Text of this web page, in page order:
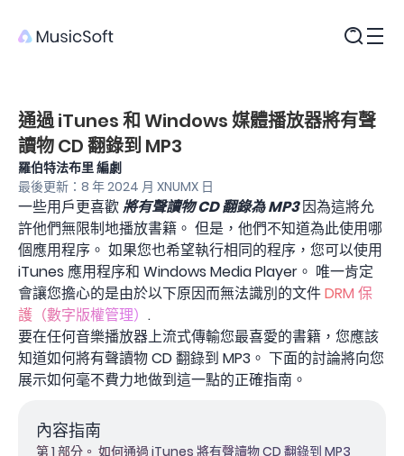
通過 iTunes 和 Windows 媒體播放器將有聲
讀物 CD 翻錄到 MP3
羅伯特法布里 編劇
最後更新：8 年 2024 月 XNUMX 日
一些用戶更喜歡將有聲讀物 CD 翻錄為 MP3因為這將允
許他們無限制地播放書籍。 但是，他們不知道為此使用哪
個應用程序。 如果您也希望執行相同的程序，您可以使用
iTunes 應用程序和 Windows Media Player。 唯一肯定
會讓您擔心的是由於以下原因而無法識別的文件DRM 保
護（數字版權管理） .
要在任何音樂播放器上流式傳輸您最喜愛的書籍，您應該
知道如何將有聲讀物 CD 翻錄到 MP3。 下面的討論將向您
展示如何毫不費力地做到這一點的正確指南。
內容指南
第 1 部分。 如何通過 iTunes 將有聲讀物 CD 翻錄到 MP3